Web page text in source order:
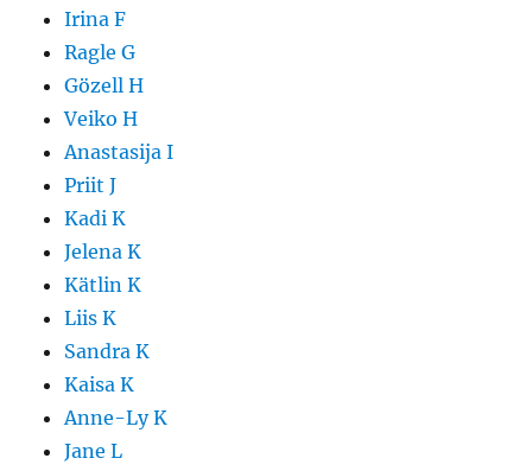
Irina F
Ragle G
Gözell H
Veiko H
Anastasija I
Priit J
Kadi K
Jelena K
Kätlin K
Liis K
Sandra K
Kaisa K
Anne-Ly K
Jane L